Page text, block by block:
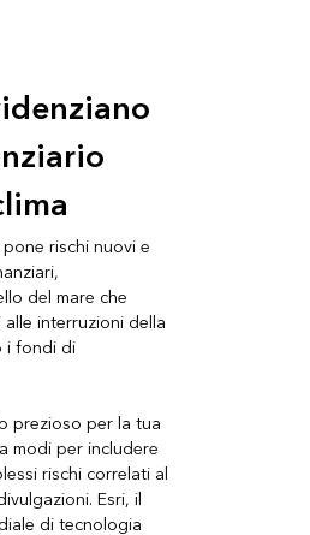
rischi nuovi e
del mare che
interruzioni della
i fondi di
prezioso per la tua
modi per includere
rischi correlati al
Esri, il
di tecnologia